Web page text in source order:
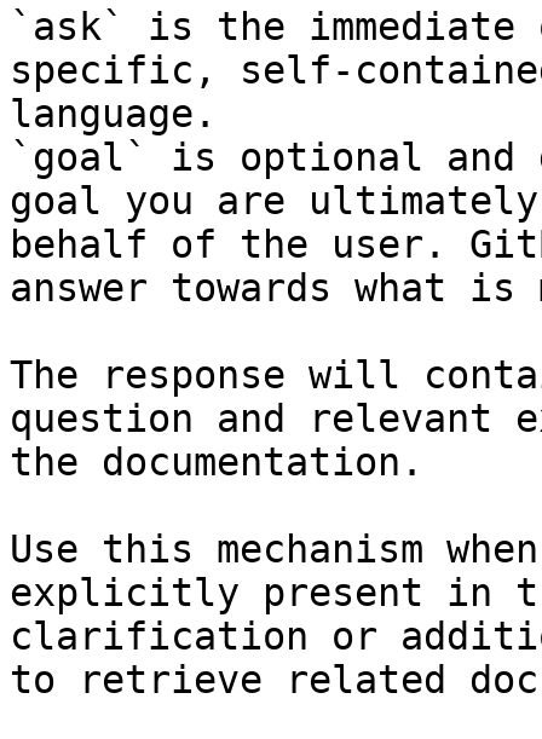
`ask` is the
specific, self-
language.
`goal` is optional and
goal you are
behalf of the user.
answer towards what
The response will
question and relevant
the documentation.
Use this mechanism
explicitly present in
clarification or